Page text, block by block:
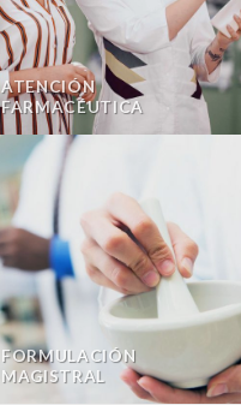
ATENCIÓN
FARMACÉUTICA
FORMULACIÓN
MAGISTRAL